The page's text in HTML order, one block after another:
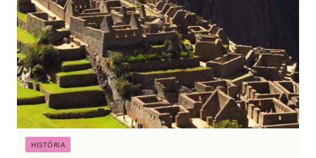
HISTÓRIA